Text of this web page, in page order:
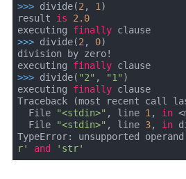
>>> divide(2, 1)
result is
2.0
executing finally
>>> divide(2, 0)
division by zero!
executing finally
>>> divide( "2" , "1" )
executing finally clause
Traceback (most recent call
  File
"<stdin>" , line 1, in
  File
"<stdin>" , line 3, in
TypeError: unsupported operand
r'
and 'str'